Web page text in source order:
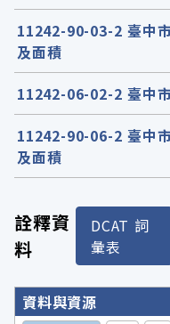
詮釋資
料
DCAT 詞
彙表
詮釋資料詳細內容
資料與資源
11242-90-03-2 臺中
及面積
11242-06-02-2 臺中
11242-90-06-2 臺中
及面積